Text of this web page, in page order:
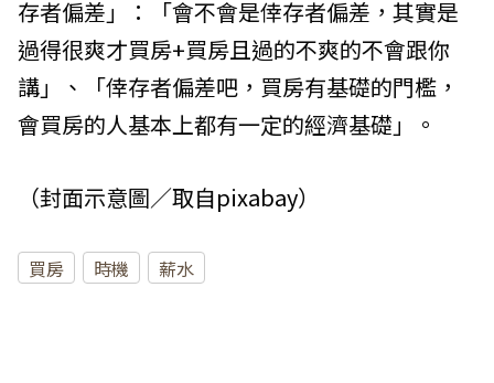
存者偏差」：「會不會是倖存者偏差，其實是
過得很爽才買房+買房且過的不爽的不會跟你
講」、「倖存者偏差吧，買房有基礎的門檻，
會買房的人基本上都有一定的經濟基礎」。
（封面示意圖／取自pixabay）
買房 時機 薪水